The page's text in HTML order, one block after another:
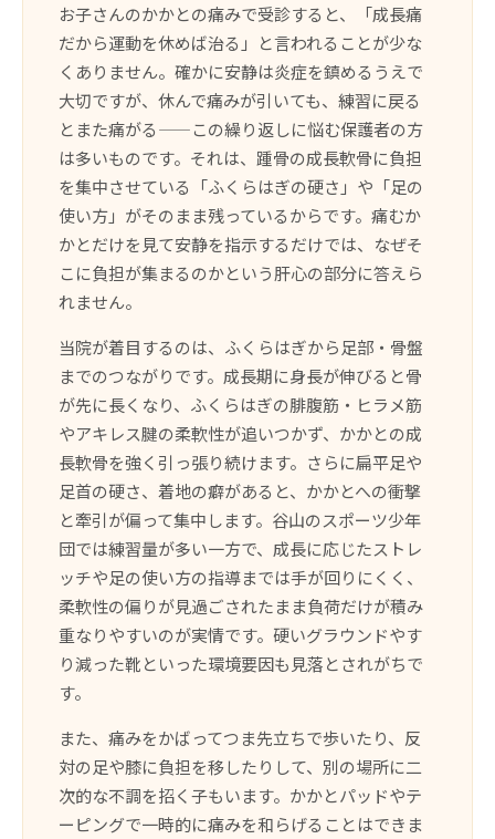
お子さんのかかとの痛みで受診すると、「成長痛
だから運動を休めば治る」と言われることが少な
くありません。確かに安静は炎症を鎮めるうえで
大切ですが、休んで痛みが引いても、練習に戻る
とまた痛がる——この繰り返しに悩む保護者の方
は多いものです。それは、踵骨の成長軟骨に負担
を集中させている「ふくらはぎの硬さ」や「足の
使い方」がそのまま残っているからです。痛むか
かとだけを見て安静を指示するだけでは、なぜそ
こに負担が集まるのかという肝心の部分に答えら
れません。
当院が着目するのは、ふくらはぎから足部・骨盤
までのつながりです。成長期に身長が伸びると骨
が先に長くなり、ふくらはぎの腓腹筋・ヒラメ筋
やアキレス腱の柔軟性が追いつかず、かかとの成
長軟骨を強く引っ張り続けます。さらに扁平足や
足首の硬さ、着地の癖があると、かかとへの衝撃
と牽引が偏って集中します。谷山のスポーツ少年
団では練習量が多い一方で、成長に応じたストレ
ッチや足の使い方の指導までは手が回りにくく、
柔軟性の偏りが見過ごされたまま負荷だけが積み
重なりやすいのが実情です。硬いグラウンドやす
り減った靴といった環境要因も見落とされがちで
す。
また、痛みをかばってつま先立ちで歩いたり、反
対の足や膝に負担を移したりして、別の場所に二
次的な不調を招く子もいます。かかとパッドやテ
ーピングで一時的に痛みを和らげることはできま